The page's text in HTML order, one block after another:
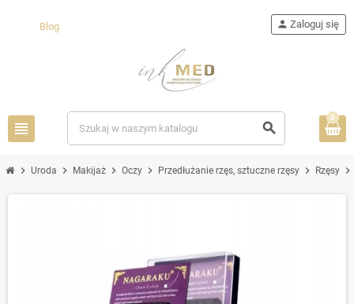
Blog
view_headline search
person Zaloguj się
0
chevron_right Uroda chevron_right Makijaż chevron_right Oczy chevron_right Przedłużanie rzęs, sztuczne rzęsy chevron_right Rzęsy chevron_right